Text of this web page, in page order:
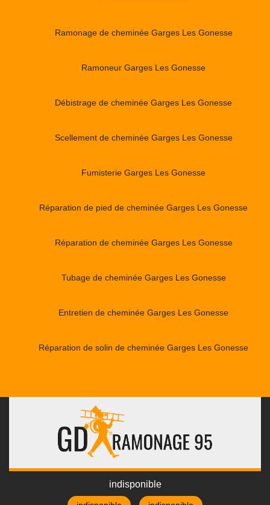
Ramonage de cheminée Garges Les Gonesse
Ramoneur Garges Les Gonesse
Débistrage de cheminée Garges Les Gonesse
Scellement de cheminée Garges Les Gonesse
Fumisterie Garges Les Gonesse
Réparation de pied de cheminée Garges Les Gonesse
Réparation de cheminée Garges Les Gonesse
Tubage de cheminée Garges Les Gonesse
Entretien de cheminée Garges Les Gonesse
Réparation de solin de cheminée Garges Les Gonesse
indisponible